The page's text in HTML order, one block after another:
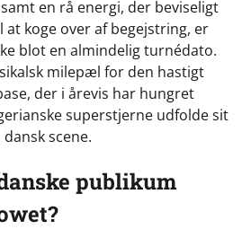
en rå energi, der beviseligt
at koge over af begejstring, er
blot en almindelig turnédato.
milepæl for den hastigt
der i årevis har hungret
superstjerne udfolde sit
scene.
publikum